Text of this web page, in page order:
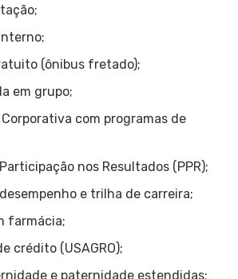
(ônibus fretado);
em grupo;
com programas de
nos Resultados (PPR);
e trilha de carreira;
farmácia;
crédito (USAGRO);
e paternidade estendidas;